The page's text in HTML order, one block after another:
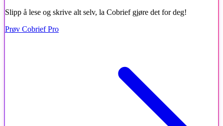
Slipp å lese og skrive alt selv, la Cobrief gjøre det for deg!
Prøv Cobrief Pro